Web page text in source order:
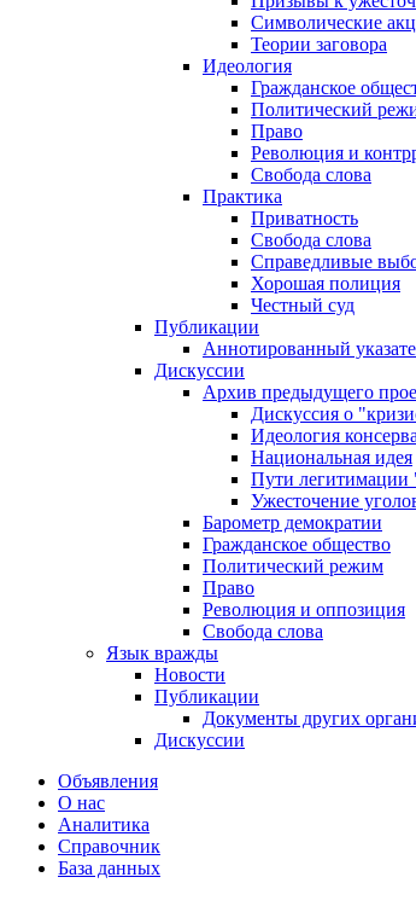
Символические
Теории заговора
Идеология
Гражданское
Политический
Право
Революция и
Свобода слова
Практика
Приватность
Свобода слова
Справедливые
Хорошая полиция
Честный суд
Публикации
Аннотированный
Дискуссии
Архив предыдущего
Дискуссия о
Идеология
Национальная идея
Пути легитимации
Ужесточение
Барометр демократии
Гражданское общество
Политический режим
Право
Революция и оппозиция
Свобода слова
Язык вражды
Новости
Публикации
Документы других
Дискуссии
Объявления
О нас
Аналитика
Справочник
База данных